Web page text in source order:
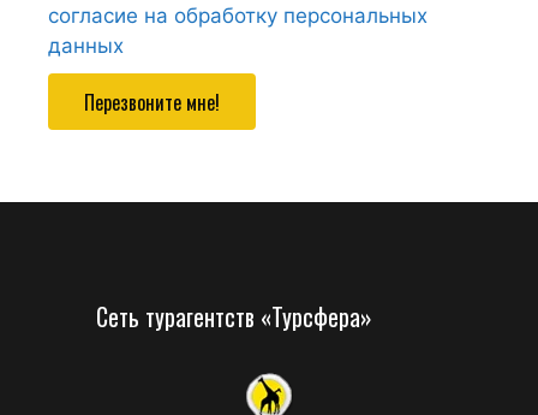
согласие на обработку персональных
данных
Перезвоните мне!
Сеть турагентств «Турсфера»